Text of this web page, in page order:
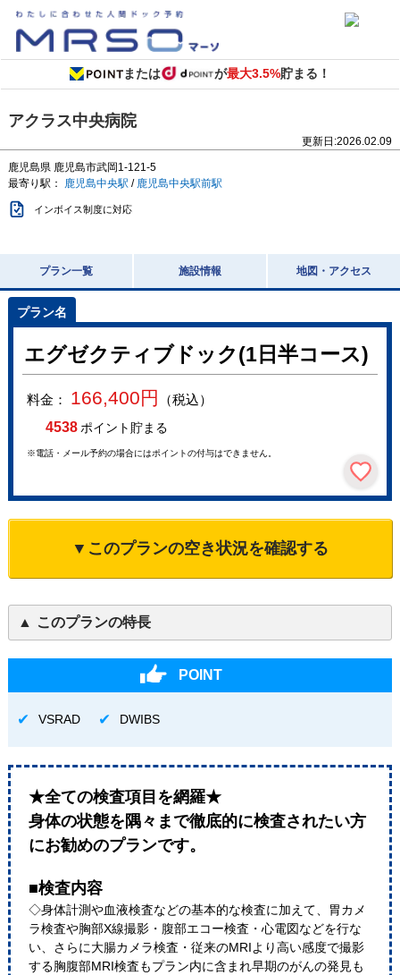
または が最大3.5%貯まる！
アクラス中央病院
更新日:2026.02.09
鹿児島県 鹿児島市武岡1-121-5
最寄り駅： 鹿児島中央駅 / 鹿児島中央駅前駅
インボイス制度に対応
プラン一覧 施設情報 地図・アクセス
エグゼクティブドック(1日半コース)
料金： 166,400円
（税込）
4538ポイント貯まる
※電話・メール予約の場合にはポイントの付与はできません。
▼このプランの空き状況を確認する
このプランの特長
POINT
VSRAD DWIBS
★全ての検査項目を網羅★
身体の状態を隅々まで徹底的に検査されたい方
にお勧めのプランです。
■検査内容
◇身体計測や血液検査などの基本的な検査に加えて、胃カメ
ラ検査や胸部X線撮影・腹部エコー検査・心電図などを行な
い、さらに大腸カメラ検査・従来のMRIより高い感度で撮影
する胸腹部MRI検査もプラン内に含まれ早期のがんの発見も